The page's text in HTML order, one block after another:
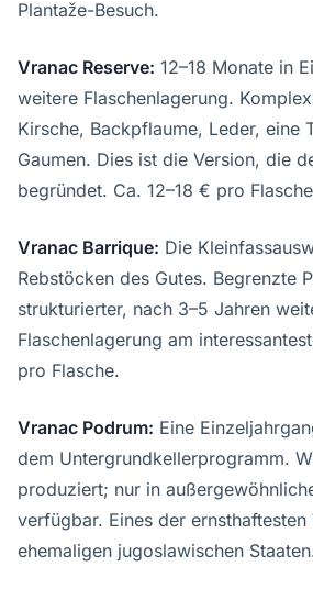
Plantaže-Besuch.
Vranac Reserve: 12–18 Monate in
weitere Flaschenlagerung.
Kirsche, Backpflaume, Leder, eine
Gaumen. Dies ist die Version, die
begründet. Ca. 12–18 € pro
Vranac Barrique: Die
Rebstöcken des Gutes. Begrenzte
strukturierter, nach 3–5 Jahren
Flaschenlagerung am
pro Flasche.
Vranac Podrum: Eine
dem Untergrundkellerprogramm.
produziert; nur in
verfügbar. Eines der ernsthaftesten
ehemaligen jugoslawischen